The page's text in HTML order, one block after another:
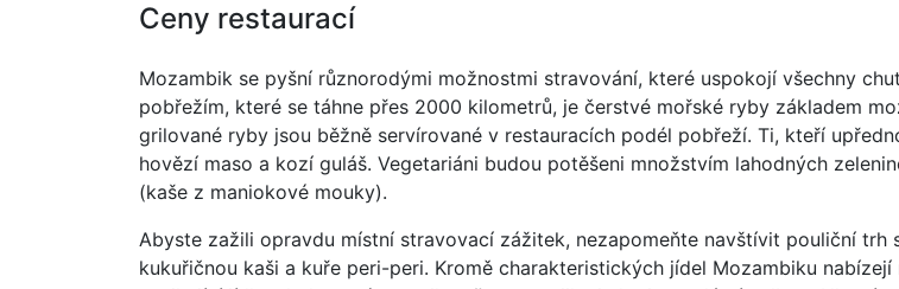
Ceny restaurací
Mozambik se pyšní různorodými možnostmi stravování, které uspokojí všechny
pobřežím, které se táhne přes 2000 kilometrů, je čerstvé mořské ryby základem
grilované ryby jsou běžně servírované v restauracích podél pobřeží. Ti, kteří
hovězí maso a kozí guláš. Vegetariáni budou potěšeni množstvím lahodných
(kaše z maniokové mouky).
Abyste zažili opravdu místní stravovací zážitek, nezapomeňte navštívit pouliční
kukuřičnou kaši a kuře peri-peri. Kromě charakteristických jídel Mozambiku